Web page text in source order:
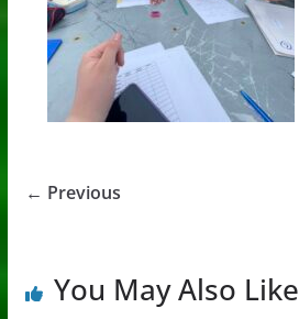
← Previous
You May Also Like